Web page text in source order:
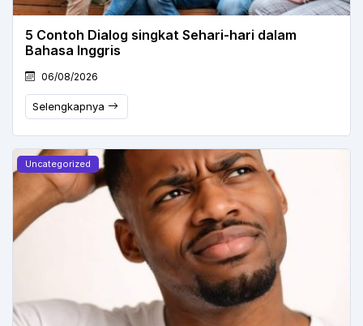
5 Contoh Dialog singkat Sehari-hari dalam
Bahasa Inggris
06/08/2026
Selengkapnya
Uncategorized